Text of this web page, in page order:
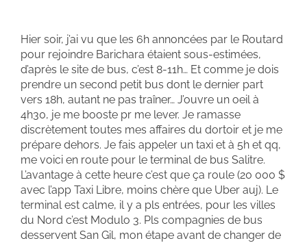
Hier soir, j’ai vu que les 6h annoncées par le Routard
pour rejoindre Barichara étaient sous-estimées,
d’après le site de bus, c’est 8-11h… Et comme je dois
prendre un second petit bus dont le dernier part
vers 18h, autant ne pas traîner… J’ouvre un oeil à
4h30, je me booste pr me lever. Je ramasse
discrètement toutes mes affaires du dortoir et je me
prépare dehors. Je fais appeler un taxi et à 5h et qq,
me voici en route pour le terminal de bus Salitre.
L’avantage à cette heure c’est que ça roule (20 000 $
avec l’app Taxi Libre, moins chère que Uber auj). Le
terminal est calme, il y a pls entrées, pour les villes
du Nord c’est Modulo 3. Pls compagnies de bus
desservent San Gil, mon étape avant de changer de